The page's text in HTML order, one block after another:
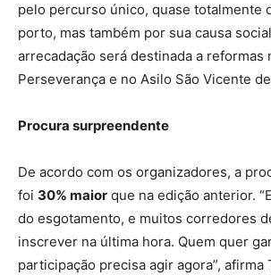
pelo percurso único, quase totalmente
porto, mas também por sua causa
arrecadação será destinada a reformas
Perseverança e no Asilo São Vicente
Procura surpreendente
De acordo com os organizadores, a
foi 30% maior que na edição anterior.
do esgotamento, e muitos corredores
inscrever na última hora. Quem quer
participação precisa agir agora”, afirma